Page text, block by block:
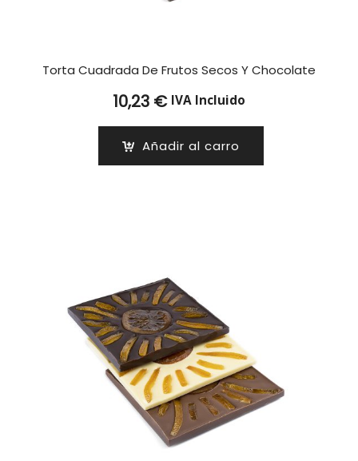
Torta Cuadrada De Frutos Secos Y Chocolate
10,23 € IVA Incluido
Añadir al carro